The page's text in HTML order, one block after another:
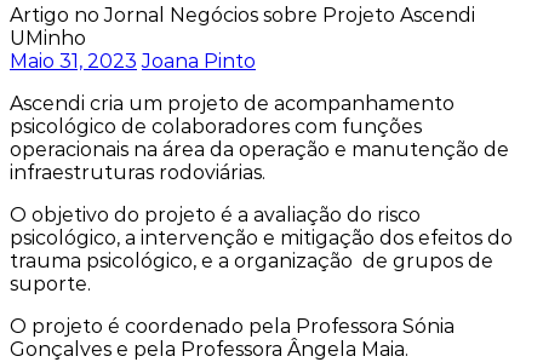
Artigo no Jornal Negócios sobre Projeto Ascendi
UMinho
Maio 31, 2023 Joana Pinto
Ascendi cria um projeto de acompanhamento
psicológico de colaboradores com funções
operacionais na área da operação e manutenção de
infraestruturas rodoviárias.
O objetivo do projeto é a avaliação do risco
psicológico, a intervenção e mitigação dos efeitos do
trauma psicológico, e a organização de grupos de
suporte.
O projeto é coordenado pela Professora Sónia
Gonçalves e pela Professora Ângela Maia.